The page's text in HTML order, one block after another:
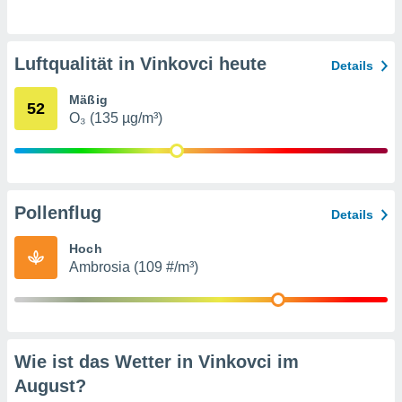
um
dieser
Adressen
Einige
eines
dies zu
Sie Ihre
Luftqualität in Vinkovci heute Details
52 Mäßig
O₃ (135 µg/m³)
Pollenflug Details
Hoch
Ambrosia (109 #/m³)
Wie ist das Wetter in Vinkovci im
August?